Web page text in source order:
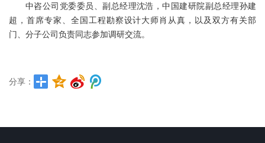
中咨公司党委委员、副总经理沈浩，中国建研院副总经理孙建
超，首席专家、全国工程勘察设计大师肖从真，以及双方有关部
门、分子公司负责同志参加调研交流。
分享：